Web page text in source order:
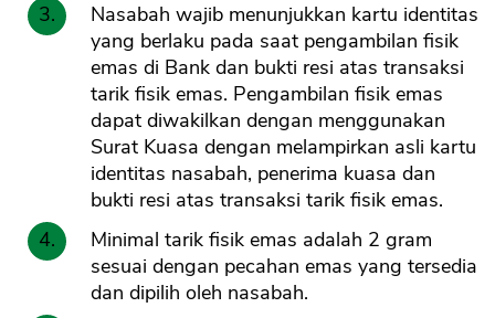
Nasabah wajib menunjukkan kartu identitas
yang berlaku pada saat pengambilan fisik
emas di Bank dan bukti resi atas transaksi
tarik fisik emas. Pengambilan fisik emas
dapat diwakilkan dengan menggunakan
Surat Kuasa dengan melampirkan asli kartu
identitas nasabah, penerima kuasa dan
bukti resi atas transaksi tarik fisik emas.
Minimal tarik fisik emas adalah 2 gram
sesuai dengan pecahan emas yang tersedia
dan dipilih oleh nasabah.